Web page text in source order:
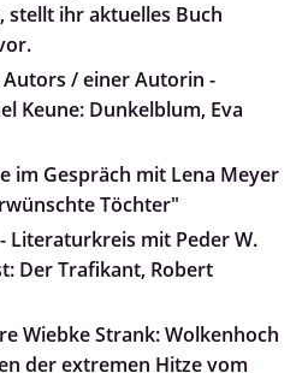
stellt ihr aktuelles Buch
Autors / einer Autorin -
Keune: Dunkelblum, Eva
im Gespräch mit Lena Meyer
Töchter"
Literaturkreis mit Peder W.
Der Trafikant, Robert
Wiebke Strank: Wolkenhoch
der extremen Hitze vom